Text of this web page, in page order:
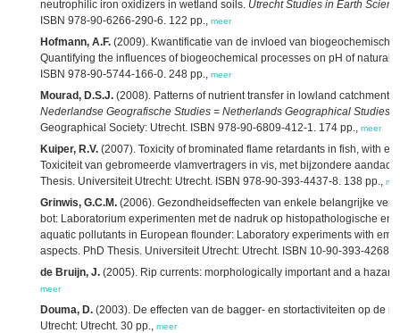
neutrophilic iron oxidizers in wetland soils. Utrecht Studies in Earth
ISBN 978-90-6266-290-6. 122 pp., meer
Hofmann, A.F. (2009). Kwantificatie van de invloed van
Quantifying the influences of biogeochemical processes on pH of natural
ISBN 978-90-5744-166-0. 248 pp., meer
Mourad, D.S.J. (2008). Patterns of nutrient transfer in lowland
Nederlandse Geografische Studies = Netherlands Geographical Studies
Geographical Society: Utrecht. ISBN 978-90-6809-412-1. 174 pp., meer
Kuiper, R.V. (2007). Toxicity of brominated flame retardants in fish, with
Toxiciteit van gebromeerde vlamvertragers in vis, met bijzondere
Thesis. Universiteit Utrecht: Utrecht. ISBN 978-90-393-4437-8. 138 pp.,
Grinwis, G.C.M. (2006). Gezondheidseffecten van enkele belangrijke
bot: Laboratorium experimenten met de nadruk op histopathologische en
aquatic pollutants in European flounder: Laboratory experiments with
aspects. PhD Thesis. Universiteit Utrecht: Utrecht. ISBN 10-90-393-4268-
de Bruijn, J. (2005). Rip currents: morphologically important and a
meer
Douma, D. (2003). De effecten van de bagger- en stortactiviteiten op de
Utrecht: Utrecht. 30 pp., meer